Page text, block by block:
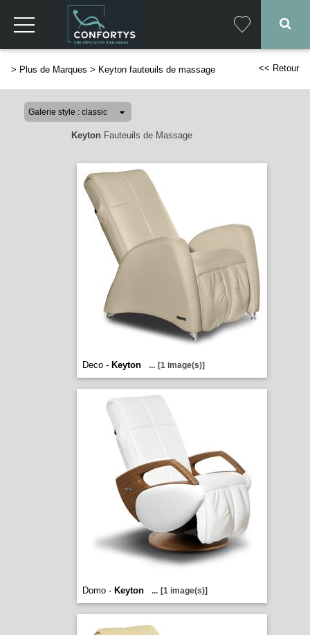
> Plus de Marques > Keyton fauteuils de massage << Retour
Keyton Fauteuils de Massage
Deco - Keyton ... [1 image(s)]
Domo - Keyton ... [1 image(s)]